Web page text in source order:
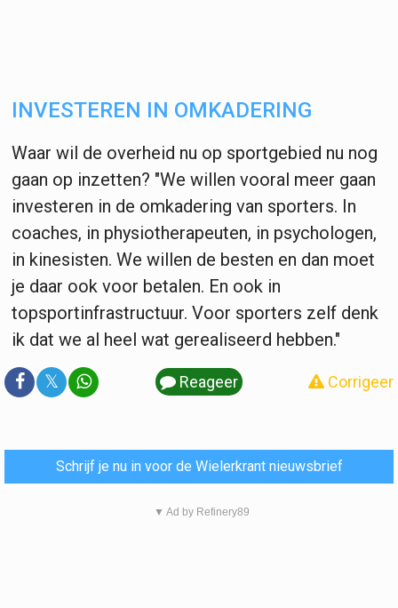
INVESTEREN IN OMKADERING
Waar wil de overheid nu op sportgebied nu nog
gaan op inzetten? "We willen vooral meer gaan
investeren in de omkadering van sporters. In
coaches, in physiotherapeuten, in psychologen,
in kinesisten. We willen de besten en dan moet
je daar ook voor betalen. En ook in
topsportinfrastructuur. Voor sporters zelf denk
ik dat we al heel wat gerealiseerd hebben."
𝕏 Reageer Corrigeer
Schrijf je nu in voor de Wielerkrant nieuwsbrief
▼ Ad by Refinery89